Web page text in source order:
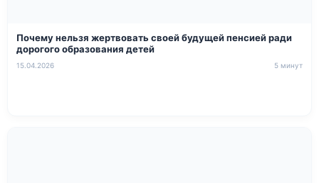
Почему нельзя жертвовать своей будущей пенсией ради
дорогого образования детей
15.04.2026 5 минут